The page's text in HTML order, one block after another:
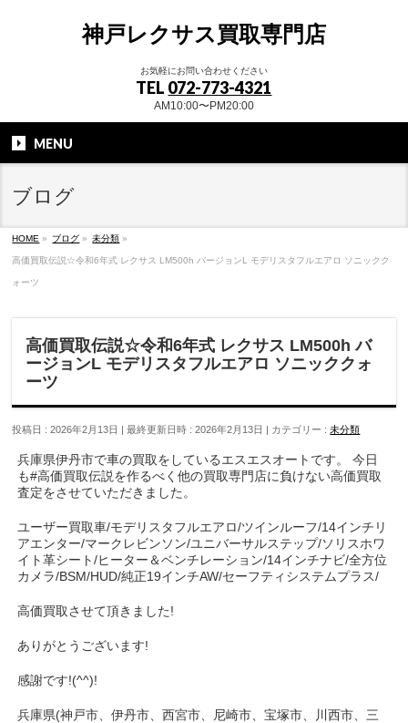
神戸レクサス買取専門店
お気軽にお問い合わせください
TEL 072-773-4321
AM10:00〜PM20:00
MENU
ブログ
HOME » ブログ » 未分類 »
高価買取伝説☆令和6年式 レクサス LM500h バージョンL モデリスタフルエアロ ソニックク
ォーツ
高価買取伝説☆令和6年式 レクサス LM500h バ
ージョンL モデリスタフルエアロ ソニッククォ
ーツ
投稿日 : 2026年2月13日 最終更新日時 : 2026年2月13日 カテゴリー :未分類
兵庫県伊丹市で車の買取をしているエスエスオートです。 今日
も#高価買取伝説を作るべく他の買取専門店に負けない高価買取
査定をさせていただきました。
ユーザー買取車/モデリスタフルエアロ/ツインルーフ/14インチリ
アエンター/マークレビンソン/ユニバーサルステップ/ソリスホワ
イト革シート/ヒーター＆ベンチレーション/14インチナビ/全方位
カメラ/BSM/HUD/純正19インチAW/セーフティシステムプラス/
高価買取させて頂きました!
ありがとうございます!
感謝です!(^^)!
兵庫県(神戸市、伊丹市、西宮市、尼崎市、宝塚市、川西市、三